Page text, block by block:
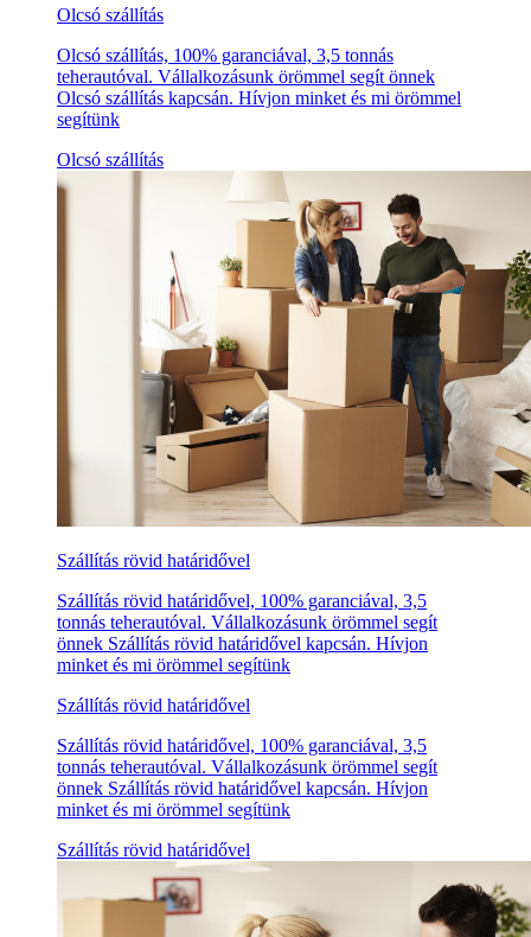
Olcsó szállítás
Olcsó szállítás, 100% garanciával, 3,5 tonnás
teherautóval. Vállalkozásunk örömmel segít önnek
Olcsó szállítás kapcsán. Hívjon minket és mi örömmel
segítünk
Olcsó szállítás
Szállítás rövid határidővel
Szállítás rövid határidővel, 100% garanciával, 3,5
tonnás teherautóval. Vállalkozásunk örömmel segít
önnek Szállítás rövid határidővel kapcsán. Hívjon
minket és mi örömmel segítünk
Szállítás rövid határidővel
Szállítás rövid határidővel, 100% garanciával, 3,5
tonnás teherautóval. Vállalkozásunk örömmel segít
önnek Szállítás rövid határidővel kapcsán. Hívjon
minket és mi örömmel segítünk
Szállítás rövid határidővel